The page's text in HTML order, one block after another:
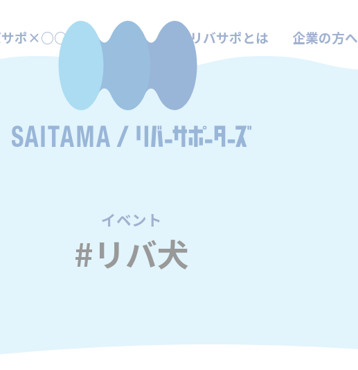
サポ×○○ リバサポとは 企業の方へ
イベント
/
#リバ犬